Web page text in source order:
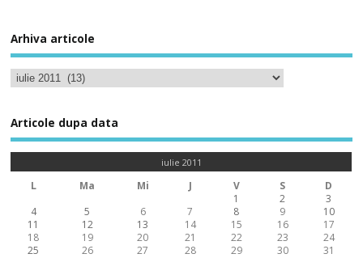
Arhiva articole
Articole dupa data
iulie 2011
L Ma Mi J V S
D
1
2
3
4
5 6 7 8 9
10
11
12 13 14 15 16
17
18
19 20 21 22 23
24
25
26 27 28 29 30
31